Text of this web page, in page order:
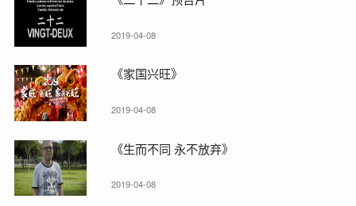
2019-04-08
《家国兴旺》
2019-04-08
《生而不同 永不放弃》
2019-04-08